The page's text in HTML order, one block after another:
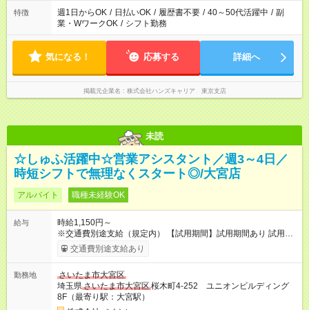
特徴 週1日からOK / 日払いOK / 履歴書不要 / 40～50代活躍中 / 副
業・WワークOK / シフト勤務
気になる！ 応募する 詳細へ
掲載元企業名 株式会社ハンズキャリア 東京支店
未読
☆しゅふ活躍中☆営業アシスタント／週3～4日／
時短シフトで無理なくスタート◎/大宮店
アルバイト 職種未経験OK
給与
時給1,150円～
※交通費別途支給（規定内） 【試用期間】試用期間あり 試用期
間の長さ：2ヶ月 雇用形態、給与は本採用時と同じです。
交通費別途支給あり
勤務地
さいたま市大宮区
埼玉県さいたま市大宮区桜木町4-252 ユニオンビルディング
8F（最寄り駅：大宮駅）